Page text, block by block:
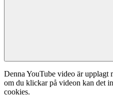
Denna YouTube video är upplagt
om du klickar på videon kan det
cookies.